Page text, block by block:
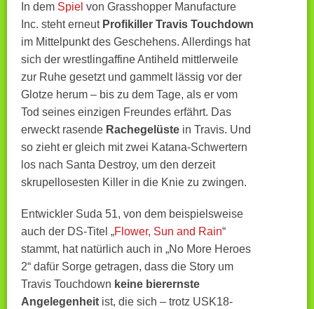
In dem Spiel von Grasshopper Manufacture
Inc. steht erneut Profikiller Travis Touchdown
im Mittelpunkt des Geschehens. Allerdings hat
sich der wrestlingaffine Antiheld mittlerweile
zur Ruhe gesetzt und gammelt lässig vor der
Glotze herum – bis zu dem Tage, als er vom
Tod seines einzigen Freundes erfährt. Das
erweckt rasende Rachegelüste in Travis. Und
so zieht er gleich mit zwei Katana-Schwertern
los nach Santa Destroy, um den derzeit
skrupellosesten Killer in die Knie zu zwingen.
Entwickler Suda 51, von dem beispielsweise
auch der DS-Titel „Flower, Sun and Rain“
stammt, hat natürlich auch in „No More Heroes
2“ dafür Sorge getragen, dass die Story um
Travis Touchdown keine bierernste
Angelegenheit ist, die sich – trotz USK18-